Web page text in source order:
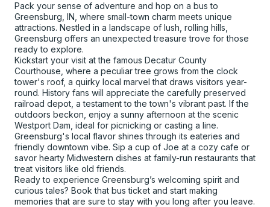
Pack your sense of adventure and hop on a bus to
Greensburg, IN, where small-town charm meets unique
attractions. Nestled in a landscape of lush, rolling hills,
Greensburg offers an unexpected treasure trove for those
ready to explore.
Kickstart your visit at the famous Decatur County
Courthouse, where a peculiar tree grows from the clock
tower's roof, a quirky local marvel that draws visitors year-
round. History fans will appreciate the carefully preserved
railroad depot, a testament to the town's vibrant past. If the
outdoors beckon, enjoy a sunny afternoon at the scenic
Westport Dam, ideal for picnicking or casting a line.
Greensburg's local flavor shines through its eateries and
friendly downtown vibe. Sip a cup of Joe at a cozy cafe or
savor hearty Midwestern dishes at family-run restaurants that
treat visitors like old friends.
Ready to experience Greensburg’s welcoming spirit and
curious tales? Book that bus ticket and start making
memories that are sure to stay with you long after you leave.